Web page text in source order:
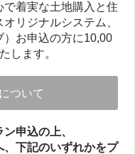
着実な土地購入と住
リジナルシステム、
）お申込の方に10,00
します。
ついて
申込の上、
下記のいずれかをプ